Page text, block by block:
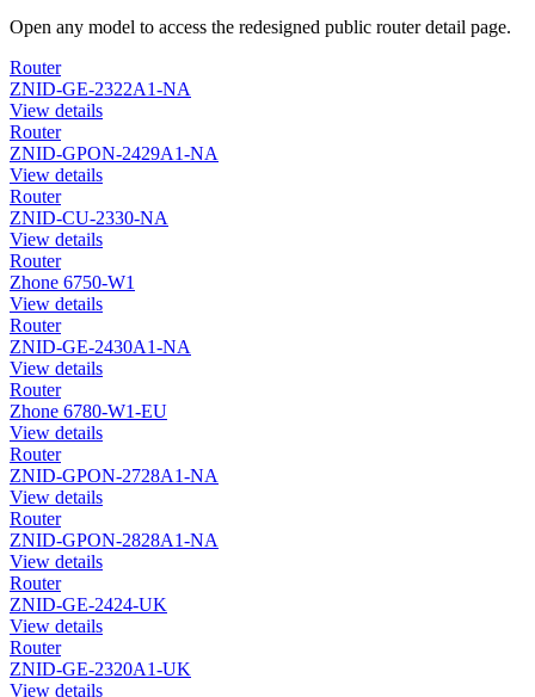
Open any model to access the redesigned public router detail page.
Router
ZNID-GE-2322A1-NA
View details
Router
ZNID-GPON-2429A1-NA
View details
Router
ZNID-CU-2330-NA
View details
Router
Zhone 6750-W1
View details
Router
ZNID-GE-2430A1-NA
View details
Router
Zhone 6780-W1-EU
View details
Router
ZNID-GPON-2728A1-NA
View details
Router
ZNID-GPON-2828A1-NA
View details
Router
ZNID-GE-2424-UK
View details
Router
ZNID-GE-2320A1-UK
View details